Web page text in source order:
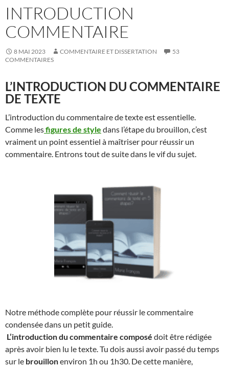
INTRODUCTION
COMMENTAIRE
8 MAI 2023 COMMENTAIRE ET DISSERTATION
53
COMMENTAIRES
L’INTRODUCTION DU COMMENTAIRE
DE TEXTE
L’introduction du commentaire de texte est essentielle.
Comme lesfigures de style dans l’étape du brouillon, c’est
vraiment un point essentiel à maîtriser pour réussir un
commentaire. Entrons tout de suite dans le vif du sujet.
Notre méthode complète pour réussir le commentaire
condensée dans un petit guide.
L’introduction du commentaire composé doit être rédigée
après avoir bien lu le texte. Tu dois aussi avoir passé du temps
sur le brouillonenviron 1h ou 1h30. De cette manière,